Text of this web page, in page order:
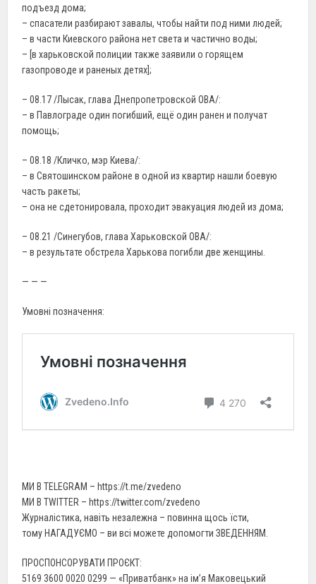
подъезд дома;
– спасатели разбирают завалы, чтобы найти под ними людей;
– в части Киевского района нет света и частично воды;
– [в харьковской полиции также заявили о горящем
газопроводе и раненых детях];
– 08.17 /Лысак, глава Днепропетровской ОВА/:
– в Павлограде один погибший, ещё один ранен и получат
помощь;
– 08.18 /Кличко, мэр Киева/:
– в Святошинском районе в одной из квартир нашли боевую
часть ракеты;
– она не сдетонировала, проходит эвакуация людей из дома;
– 08.21 /Синегубов, глава Харьковской ОВА/:
– в результате обстрела Харькова погибли две женщины.
— — —
Умовні позначення:
МИ В TELEGRAM – https://t.me/zvedeno
МИ В TWITTER – https://twitter.com/zvedeno
Журналістика, навіть незалежна – повинна щось їсти,
тому НАГАДУЄМО – ви всі можете допомогти ЗВЕДЕННЯМ.
ПРОСПОНСОРУВАТИ ПРОЄКТ:
5169 3600 0020 0299 — «Приватбанк» на ім’я Маковецький